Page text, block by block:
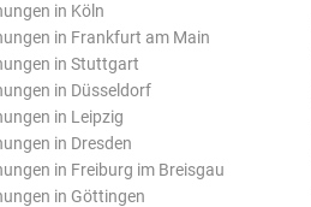
in Köln
in Frankfurt am Main
in Stuttgart
in Düsseldorf
in Leipzig
in Dresden
in Freiburg im Breisgau
in Göttingen